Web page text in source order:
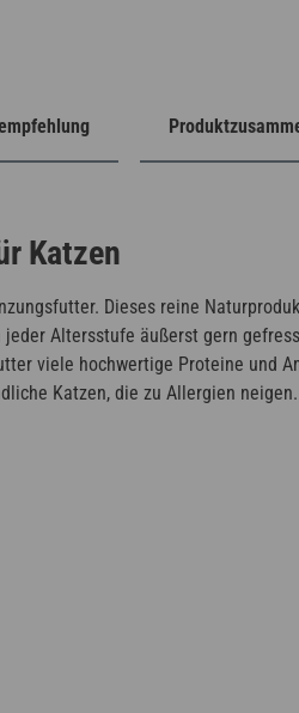
Katzen
Dieses reine
Altersstufe äußerst gern
viele hochwertige Proteine und
Katzen, die zu Allergien